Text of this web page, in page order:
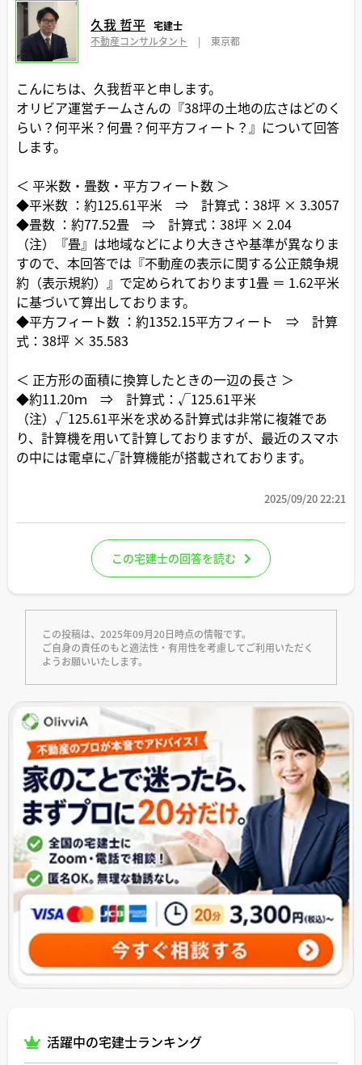
久我 哲平 宅建士
不動産コンサルタント
| 東京都
こんにちは、久我哲平と申します。
オリビア運営チームさんの『38坪の土地の広さはどのく
らい？何平米？何畳？何平方フィート？』について回答
します。
＜ 平米数・畳数・平方フィート数 ＞
◆平米数 ：約125.61平米 ⇒ 計算式：38坪 × 3.3057
◆畳数 ：約77.52畳 ⇒ 計算式：38坪 × 2.04
（注）『畳』は地域などにより大きさや基準が異なりま
すので、本回答では『不動産の表示に関する公正競争規
約（表示規約）』で定められております1畳 ＝ 1.62平米
に基づいて算出しております。
◆平方フィート数 ：約1352.15平方フィート ⇒ 計算
式：38坪 × 35.583
＜ 正方形の面積に換算したときの一辺の長さ ＞
◆約11.20ｍ ⇒ 計算式：√125.61平米
（注）√125.61平米を求める計算式は非常に複雑であ
り、計算機を用いて計算しておりますが、最近のスマホ
の中には電卓に√計算機能が搭載されております。
2025/09/20 22:21
この宅建士の回答を読む
この投稿は、2025年09月20日時点の情報です。
ご自身の責任のもと適法性・有用性を考慮してご利用いただく
ようお願いいたします。
活躍中の宅建士ランキング